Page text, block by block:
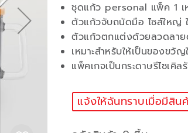
ชุดแก้ว personal แพ็ค 1 เ
ตัวแก้วจับถนัดมือ ไซส์ใหญ่
ตัวแก้วตกแต่งด้วยลวดลาย
เหมาะสำหรับให้เป็นของขวั
แพ็คเกจเป็นกระดาษรีไซเคิ
แจ้งให้ฉันทราบเมื่อมีสิน